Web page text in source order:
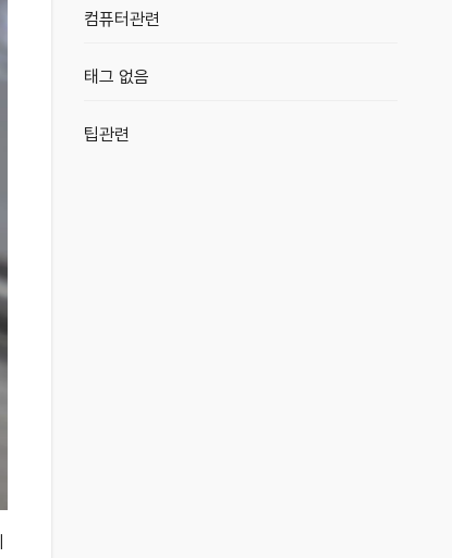
컴퓨터관련
태그 없음
팁관련